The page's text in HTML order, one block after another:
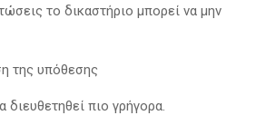
το δικαστήριο μπορεί να μην
της υπόθεσης
πιο γρήγορα.